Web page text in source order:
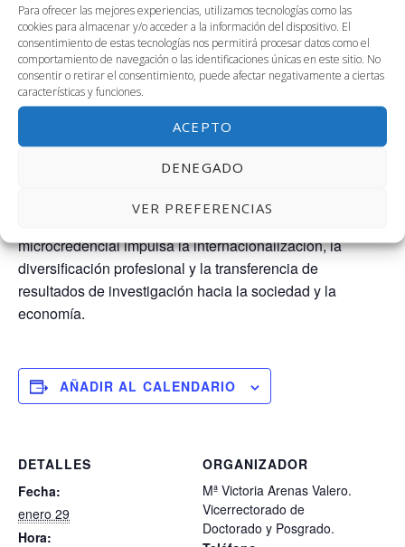
Para ofrecer las mejores experiencias, utilizamos tecnologías como las
cookies para almacenar y/o acceder a la información del dispositivo. El
consentimiento de estas tecnologías nos permitirá procesar datos como el
comportamiento de navegación o las identificaciones únicas en este sitio. No
consentir o retirar el consentimiento, puede afectar negativamente a ciertas
características y funciones.
ACEPTO
DENEGADO
VER PREFERENCIAS
Este título fortalece la formación integral de los
estudiantes de doctorado de la UMA al situar sus
competencias en un marco ampliado que combina
ciencia, transferencia y emprendimiento. Desde la
perspectiva académica, se refuerza la conexión con
programas internacionales de movilidad e investigación
perspectiva industrial se potencia la interacción con
empresas y casos de éxito que ejemplifican la aplicación
microcredencial impulsa la internacionalización, la
diversificación profesional y la transferencia de
resultados de investigación hacia la sociedad y la
economía.
AÑADIR AL CALENDARIO
DETALLES
Fecha:
enero 29
Hora:
ORGANIZADOR
Mª Victoria Arenas Valero.
Vicerrectorado de
Doctorado y Posgrado.